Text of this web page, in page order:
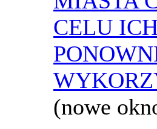
CELU
(nowe